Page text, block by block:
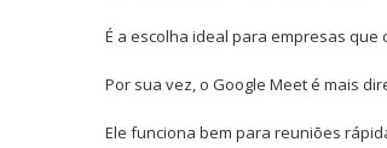
É a escolha ideal para empresas
Por sua vez, o Google Meet é mais
Ele funciona bem para reuniões